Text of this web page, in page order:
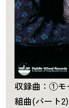
収録曲：①モ
組曲(パート